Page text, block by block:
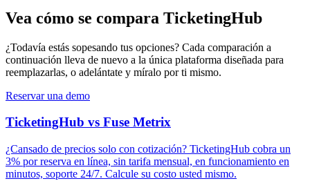
Vea cómo se compara TicketingHub
¿Todavía estás sopesando tus opciones? Cada comparación a
continuación lleva de nuevo a la única plataforma diseñada para
reemplazarlas, o adelántate y míralo por ti mismo.
Reservar una demo
TicketingHub vs Fuse Metrix
¿Cansado de precios solo con cotización? TicketingHub cobra un
3% por reserva en línea, sin tarifa mensual, en funcionamiento en
minutos, soporte 24/7. Calcule su costo usted mismo.